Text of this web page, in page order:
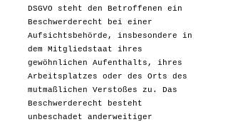
DSGVO steht den Betroffenen ein
Beschwerderecht bei einer
Aufsichtsbehörde, insbesondere in
dem Mitgliedstaat ihres
gewöhnlichen Aufenthalts, ihres
Arbeitsplatzes oder des Orts des
mutmaßlichen Verstoßes zu. Das
Beschwerderecht besteht
unbeschadet anderweitiger